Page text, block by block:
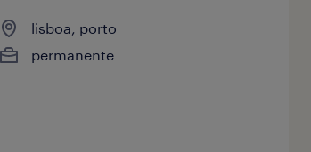
lisboa, porto
permanente